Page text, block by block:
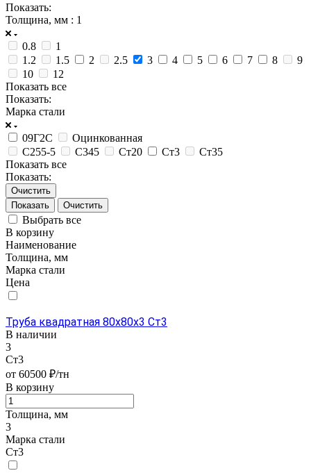
Показать:
Толщина, мм : 1
0.8
1
1.2
1.5 2 2.5 3 4 5 6 7 8
9
10
12
Показать все
Показать:
Марка стали
09Г2С
Оцинкованная
С255-5
С345 Ст20 Ст3
Ст35
Показать все
Показать:
Очистить
Очистить
Выбрать все
В корзину
Наименование
Толщина, мм
Марка стали
Цена
Труба квадратная 80х80х3 Ст3
В наличии
3
Ст3
от 60500 ₽/тн
В корзину
Толщина, мм
3
Марка стали
Ст3